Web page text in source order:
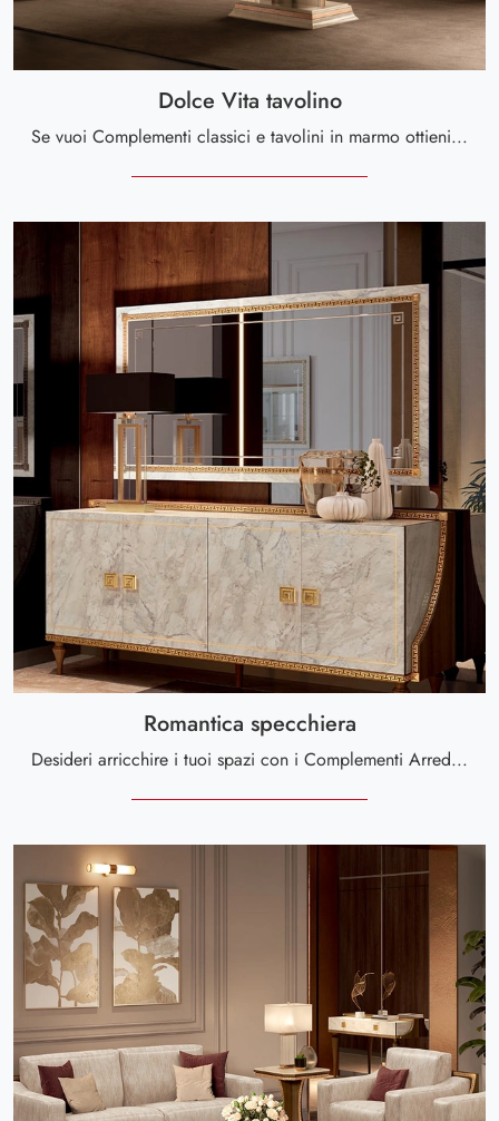
Dolce Vita tavolino
Se vuoi Complementi classici e tavolini in marmo ottieni informazioni sul modello Dolce Vita tavolino della firma Arredoclassic.
Romantica specchiera
Desideri arricchire i tuoi spazi con i Complementi Arredoclassic? Ecco qui vari modelli di specchi in marmo come Romantica specchiera.